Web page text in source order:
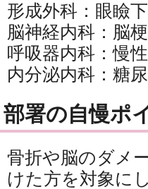
形成外科：眼瞼
脳神経内科：脳
呼吸器内科：慢
内分泌内科：糖
部署の自慢ポ
骨折や脳のダメ
けた方を対象に